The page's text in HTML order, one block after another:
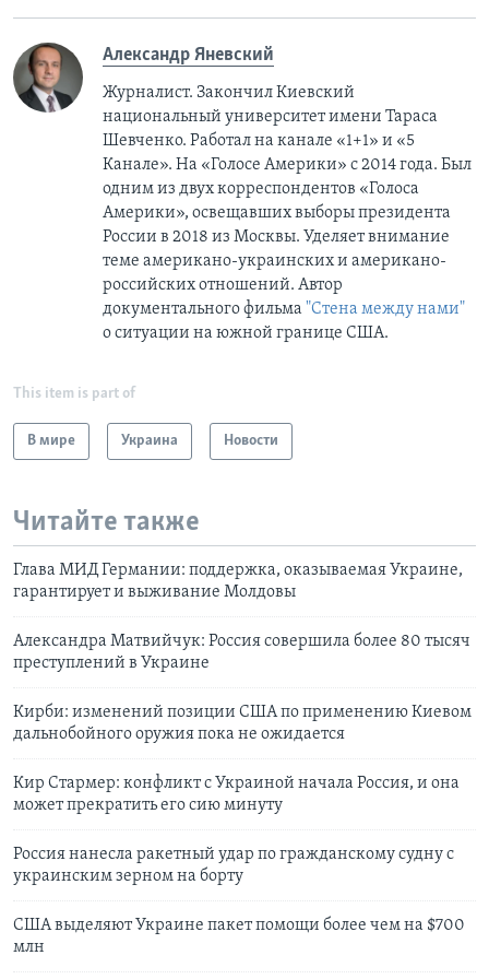
Александр Яневский
Журналист. Закончил Киевский
национальный университет имени Тараса
Шевченко. Работал на канале «1+1» и «5
Канале». На «Голосе Америки» с 2014 года. Был
одним из двух корреспондентов «Голоса
Америки», освещавших выборы президента
России в 2018 из Москвы. Уделяет внимание
теме американо-украинских и американо-
российских отношений. Автор
документального фильма "Стена между нами"
о ситуации на южной границе США.
This item is part of
В мире Украина Новости
Читайте также
Глава МИД Германии: поддержка, оказываемая Украине,
гарантирует и выживание Молдовы
Александра Матвийчук: Россия совершила более 80 тысяч
преступлений в Украине
Кирби: изменений позиции США по применению Киевом
дальнобойного оружия пока не ожидается
Кир Стармер: конфликт с Украиной начала Россия, и она
может прекратить его сию минуту
Россия нанесла ракетный удар по гражданскому судну с
украинским зерном на борту
США выделяют Украине пакет помощи более чем на $700
млн